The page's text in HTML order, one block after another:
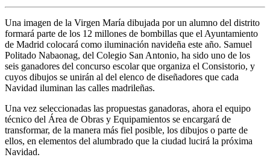
Una imagen de la Virgen María dibujada por un alumno del distrito
formará parte de los 12 millones de bombillas que el Ayuntamiento
de Madrid colocará como iluminación navideña este año. Samuel
Politado Nabaonag, del Colegio San Antonio, ha sido uno de los
seis ganadores del concurso escolar que organiza el Consistorio, y
cuyos dibujos se unirán al del elenco de diseñadores que cada
Navidad iluminan las calles madrileñas.
Una vez seleccionadas las propuestas ganadoras, ahora el equipo
técnico del Área de Obras y Equipamientos se encargará de
transformar, de la manera más fiel posible, los dibujos o parte de
ellos, en elementos del alumbrado que la ciudad lucirá la próxima
Navidad.